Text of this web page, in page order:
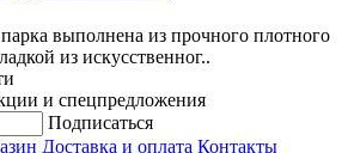
выполнена из прочного плотного
из искусственног..
и спецпредложения
Подписаться
Доставка и оплата Контакты